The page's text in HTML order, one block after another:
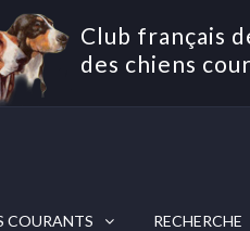
Club français
des chiens
COURANTS RECHERCHE